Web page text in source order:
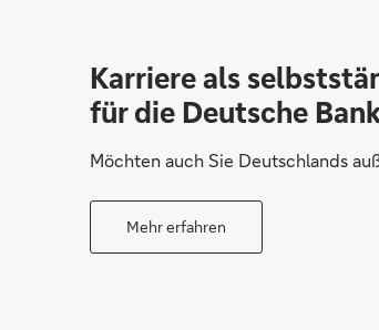
Karriere als
für die Deutsche
Möchten auch Sie Deutschlands
Mehr erfahren